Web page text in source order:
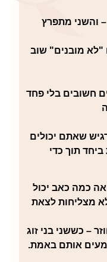
מתפרץ
שוב
בלי פחד
יכולים
כדי
כאב יכול
לצאת
בני זוג
באמת.